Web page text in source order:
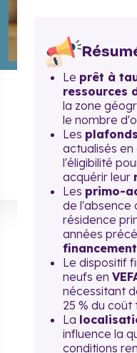
Le prêt à
ressources
la zone
le nombre
Les
actualisés
l'éligibilité
acquérir leur
Les primo-
de l'absence
résidence
années
financement
Le dispositif
neufs en
nécessitant
25 % du coût
La
influence la
conditions